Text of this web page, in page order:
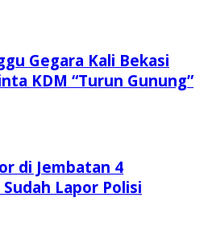
Gegara Kali Bekasi
KDM “Turun Gunung”
di Jembatan 4
Lapor Polisi